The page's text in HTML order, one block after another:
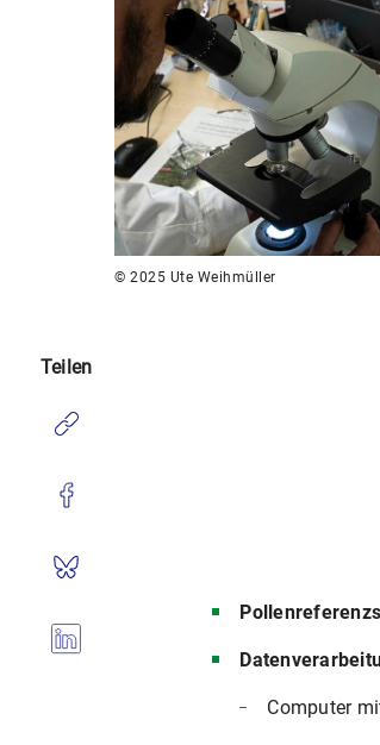
© 2025 Ute Weihmüller
Computer
Teilen